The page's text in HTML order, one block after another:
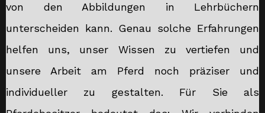
von den Abbildungen in Lehrbüchern
unterscheiden kann. Genau solche Erfahrungen
helfen uns, unser Wissen zu vertiefen und
unsere Arbeit am Pferd noch präziser und
individueller zu gestalten. Für Sie als